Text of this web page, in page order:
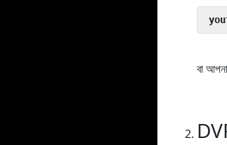
বা